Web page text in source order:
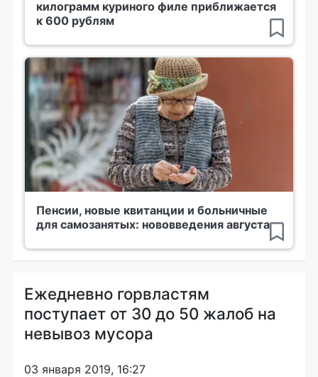
килограмм куриного филе приближается
к 600 рублям
Пенсии, новые квитанции и больничные
для самозанятых: нововведения августа
Ежедневно горвластям
поступает от 30 до 50 жалоб на
невывоз мусора
03 января 2019, 16:27